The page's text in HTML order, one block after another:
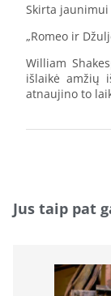
Skirta
„Romeo ir
William
išlaikė amžių
atnaujino to
Jus taip pat